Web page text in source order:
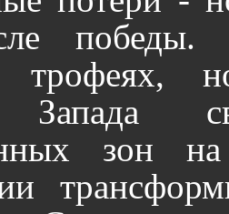
Запада
зон